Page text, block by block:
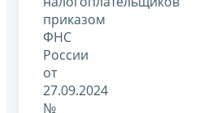
приказом
ФНС
России
от
27.09.2024
№